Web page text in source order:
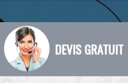
DEVIS GRATUIT